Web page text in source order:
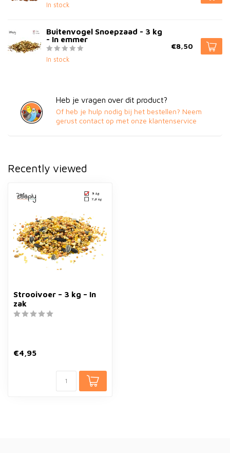
In stock
Buitenvogel Snoepzaad - 3 kg
- In emmer
In stock
€8,50
Heb je vragen over dit product?
Of heb je hulp nodig bij het bestellen? Neem
gerust contact op met onze klantenservice
Recently viewed
Strooivoer – 3 kg – In
zak
€4,95